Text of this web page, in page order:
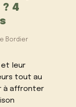
4
Bordier
et leur
tout au
à affronter